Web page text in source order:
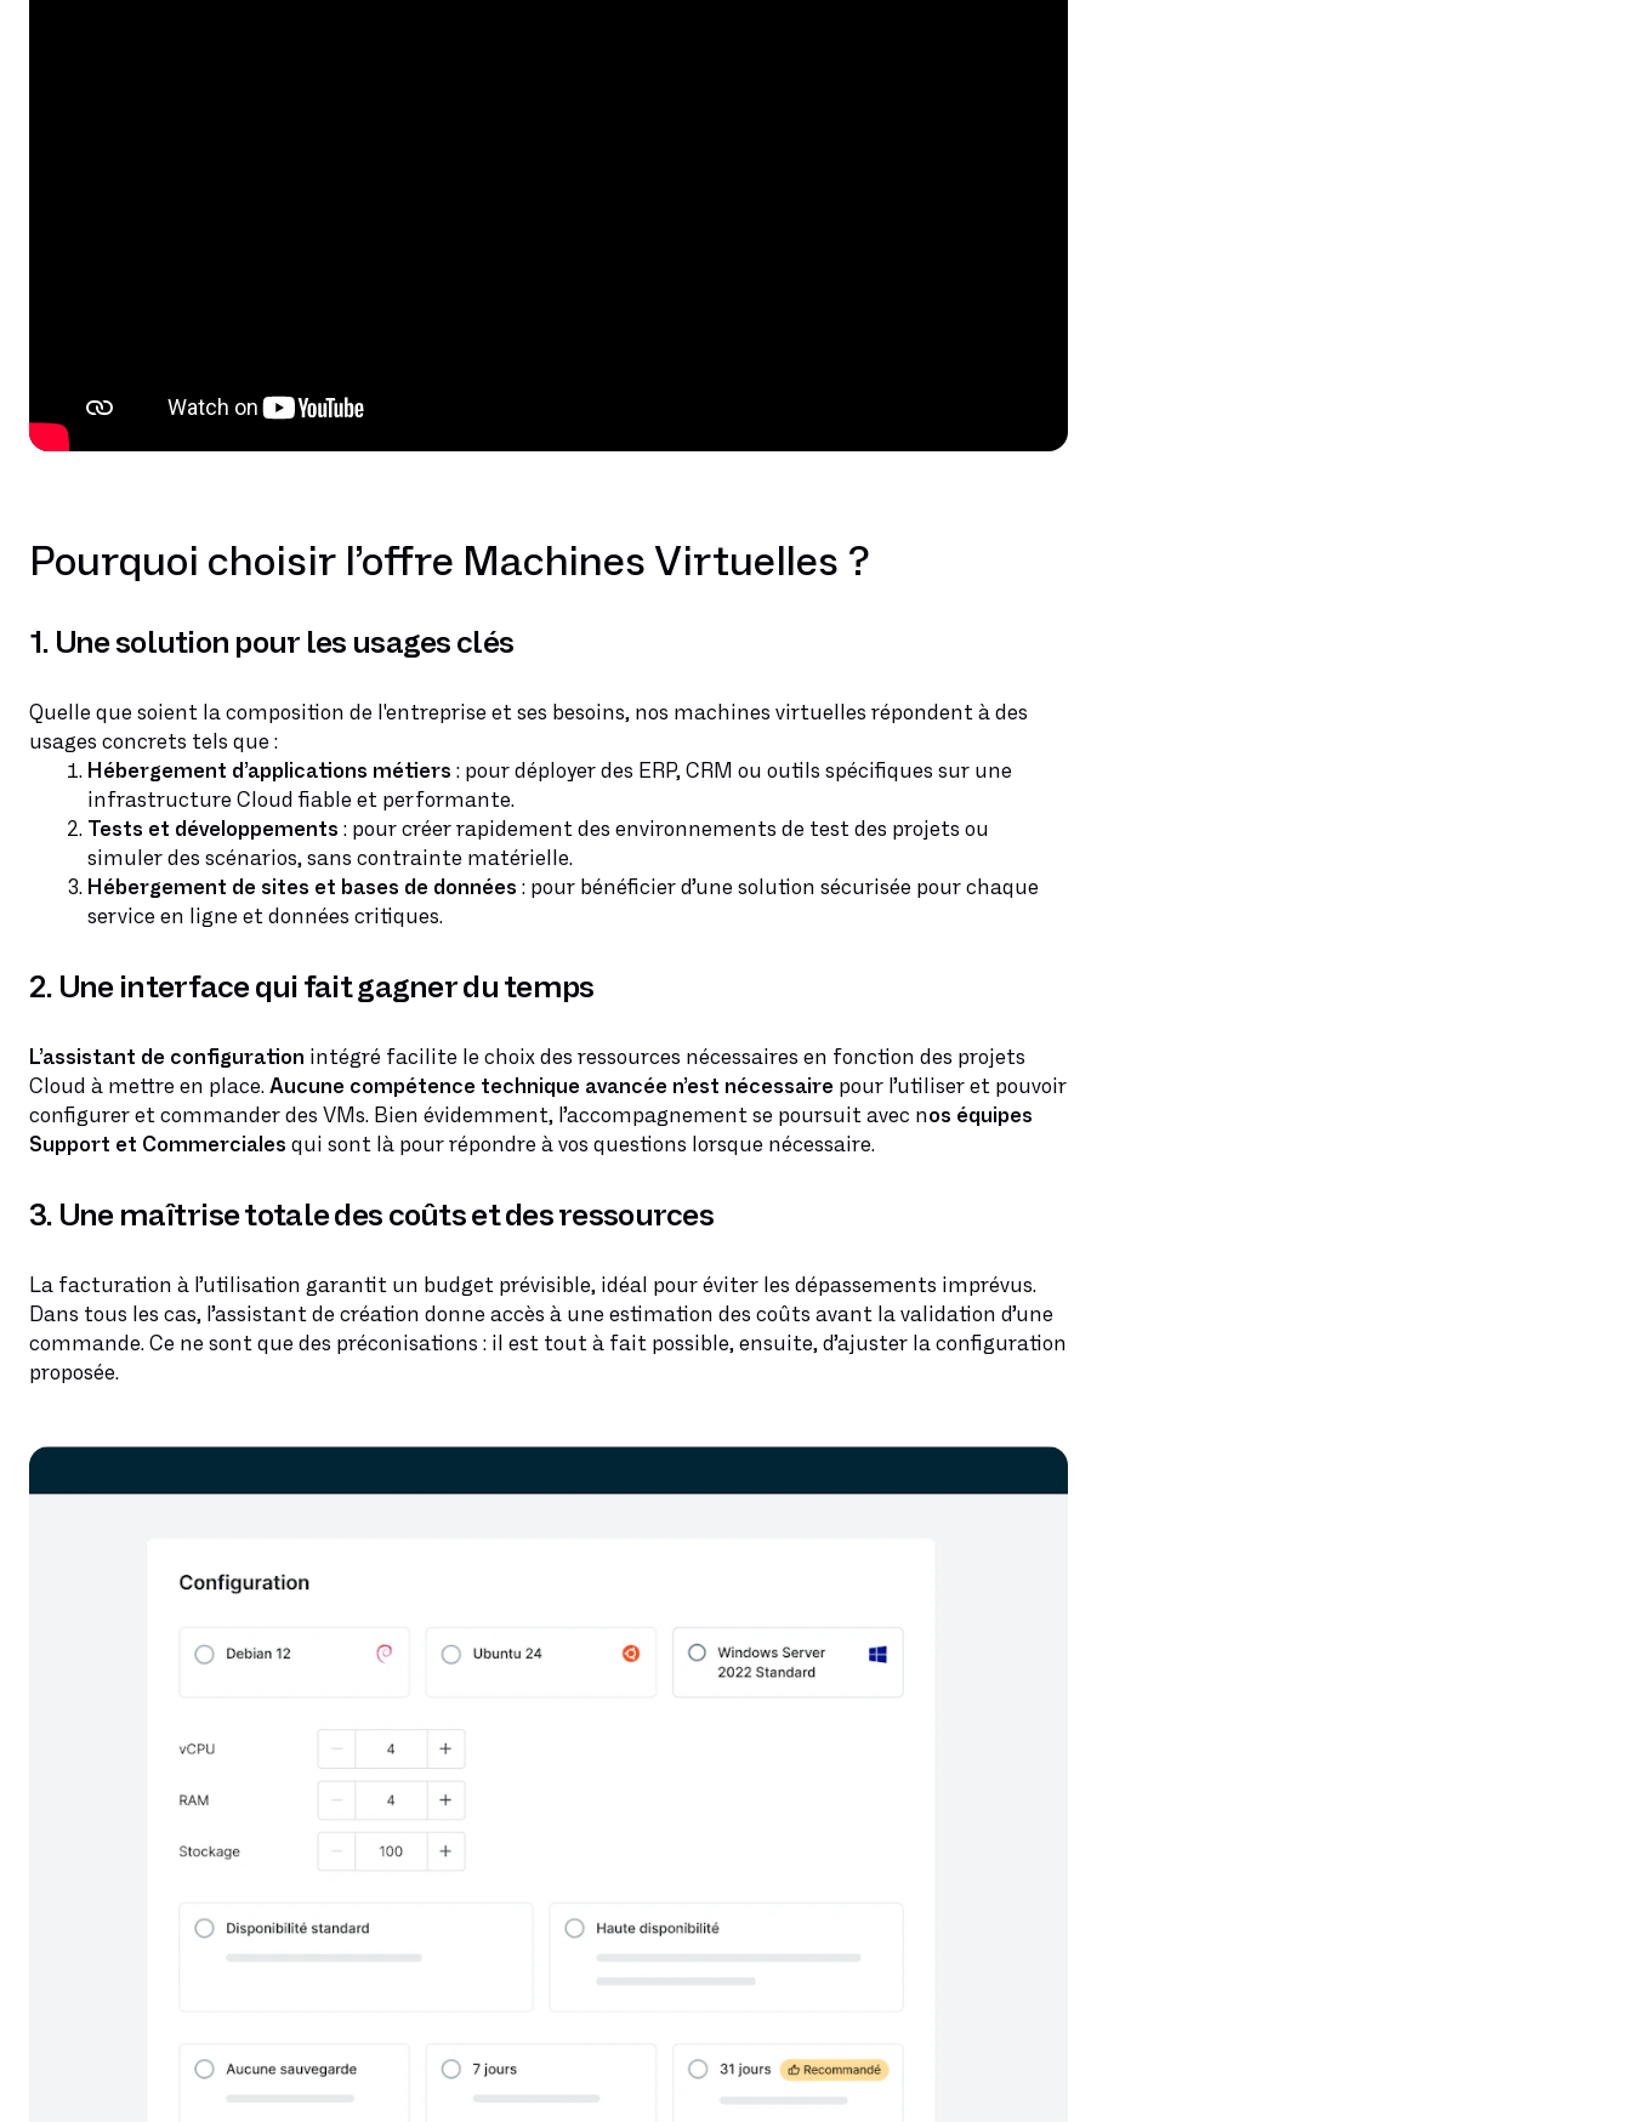
Pourquoi choisir l’offre Machines Virtuelles ?
1. Une solution pour les usages clés
Quelle que soient la composition de l'entreprise et ses besoins, nos machines virtuelles répondent à des
usages concrets tels que :
Hébergement d’applications métiers : pour déployer des ERP, CRM ou outils spécifiques sur une
infrastructure Cloud fiable et performante.
Tests et développements : pour créer rapidement des environnements de test des projets ou
simuler des scénarios, sans contrainte matérielle.
Hébergement de sites et bases de données : pour bénéficier d’une solution sécurisée pour chaque
service en ligne et données critiques.
2. Une interface qui fait gagner du temps
L’assistant de configuration intégré facilite le choix des ressources nécessaires en fonction des projets
Cloud à mettre en place. Aucune compétence technique avancée n’est nécessaire pour l’utiliser et pouvoir
configurer et commander des VMs. Bien évidemment, l’accompagnement se poursuit avec nos équipes
Support et Commerciales qui sont là pour répondre à vos questions lorsque nécessaire.
3. Une maîtrise totale des coûts et des ressources
La facturation à l’utilisation garantit un budget prévisible, idéal pour éviter les dépassements imprévus.
Dans tous les cas, l’assistant de création donne accès à une estimation des coûts avant la validation d’une
commande. Ce ne sont que des préconisations : il est tout à fait possible, ensuite, d’ajuster la configuration
proposée.